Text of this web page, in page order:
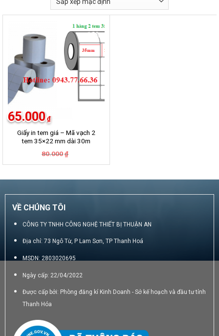
-19%
Giấy in tem giá – Mã vạch 2
tem 35×22 mm dài 30m
80.000 ₫
là:
65.000 ₫
tại
65.000₫.
VỀ CHÚNG TÔI
CÔNG TY TNHH CÔNG NGHỆ THIẾT BỊ THUẬN AN
Địa chỉ: 73 Ngô Từ, P Lam Sơn, TP Thanh Hoá
MSDN: 2803020695
Ngày cấp: 22/04/2022
Được cấp bởi: Phòng đăng kí Kinh Doanh - Sở kế hoạch và đầu tư tỉnh
Thanh Hóa